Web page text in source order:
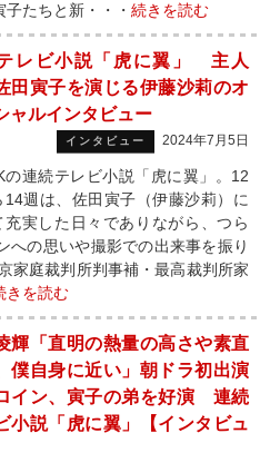
たちと新・・・ 続きを読む
レビ小説「虎に翼」 主人
田寅子を演じる伊藤沙莉のオ
ャルインタビュー
インタビュー 2024年7月5日
連続テレビ小説「虎に翼」。12
14週は、佐田寅子（伊藤沙莉）に
充実した日々でありながら、つら
への思いや撮影での出来事を振り
庭裁判所判事補・最高裁判所家
きを読む
輝「直明の熱量の高さや素直
僕自身に近い」朝ドラ初出演
イン、寅子の弟を好演 連続
小説「虎に翼」【インタビュ